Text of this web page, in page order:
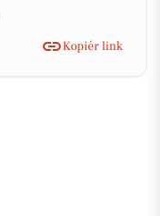
Kopiér link